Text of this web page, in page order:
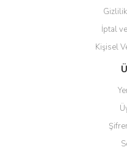
İptal
Kişisel